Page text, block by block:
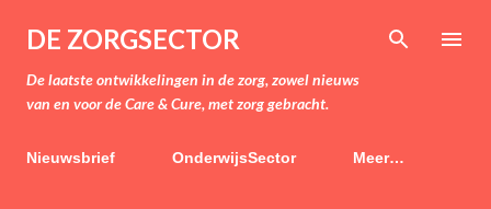
Doorgaan naar hoofdcontent
DE ZORGSECTOR
De laatste ontwikkelingen in de zorg, zowel nieuws
van en voor de Care & Cure, met zorg gebracht.
Nieuwsbrief OnderwijsSector Meer…